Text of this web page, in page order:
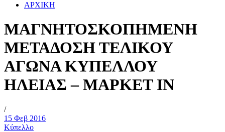
ΑΡΧΙΚΗ
ΜΑΓΝΗΤΟΣΚΟΠΗΜΕΝΗ
ΜΕΤΑΔΟΣΗ ΤΕΛΙΚΟΥ
ΑΓΩΝΑ ΚΥΠΕΛΛΟΥ
ΗΛΕΙΑΣ – ΜΑΡΚΕΤ ΙΝ
/
15 Φεβ 2016
Κύπελλο